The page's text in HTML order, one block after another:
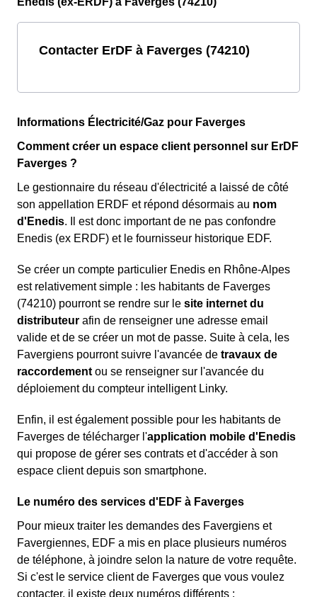
Contacter ErDF à Faverges (74210)
Informations Électricité/Gaz pour Faverges
Comment créer un espace client personnel sur ErDF
Faverges ?
Le gestionnaire du réseau d'électricité a laissé de côté
son appellation ERDF et répond désormais au nom
d'Enedis. Il est donc important de ne pas confondre
Enedis (ex ERDF) et le fournisseur historique EDF.
Se créer un compte particulier Enedis en Rhône-Alpes
est relativement simple : les habitants de Faverges
(74210) pourront se rendre sur le site internet du
distributeur afin de renseigner une adresse email
valide et de se créer un mot de passe. Suite à cela, les
Favergiens pourront suivre l'avancée de travaux de
raccordement ou se renseigner sur l'avancée du
déploiement du compteur intelligent Linky.
Enfin, il est également possible pour les habitants de
Faverges de télécharger l'application mobile d'Enedis
qui propose de gérer ses contrats et d'accéder à son
espace client depuis son smartphone.
Le numéro des services d'EDF à Faverges
Pour mieux traiter les demandes des Favergiens et
Favergiennes, EDF a mis en place plusieurs numéros
de téléphone, à joindre selon la nature de votre requête.
Si c'est le service client de Faverges que vous voulez
contacter, il existe deux numéros différents :